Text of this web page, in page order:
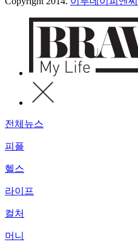
전체뉴스
피플
헬스
라이프
컬처
머니